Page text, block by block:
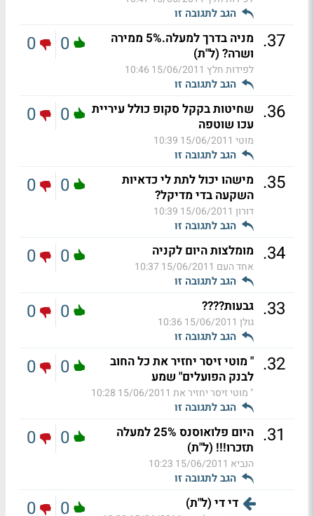
הגב לתגובה זו
37
.
מניה בדרך למעלה.5% ממירה
ושרה? (ל"ת)
לפידות חלץ 15/06/2011 10:46
הגב לתגובה זו
0
0
36
. שחיטות בקקל סקופ כולל עיריית
עכו שוטפה
מוטי 15/06/2011 10:39
הגב לתגובה זו
0
0
35
. מישהו יכול לתת לי כדאיות
השקעה בדי מדיקל?
דורון 15/06/2011 10:39
הגב לתגובה זו
0
0
34
. מומלצות היום לקניה
אחד העם 15/06/2011 10:37
הגב לתגובה זו
0
0
33
. גבעות????
גולן 15/06/2011 10:36
הגב לתגובה זו
0
0
32
. " מוטי זיסר יחזיר את כל החוב
לבנק הפועלים" שמע
" מוטי זיסר יחזיר את 15/06/2011 10:28
הגב לתגובה זו
0
0
31
.
היום פלואוסנס 25% למעלה
תזכרו!!! (ל"ת)
הנביא 15/06/2011 10:23
הגב לתגובה זו
0
0
די די (ל"ת) 0
0